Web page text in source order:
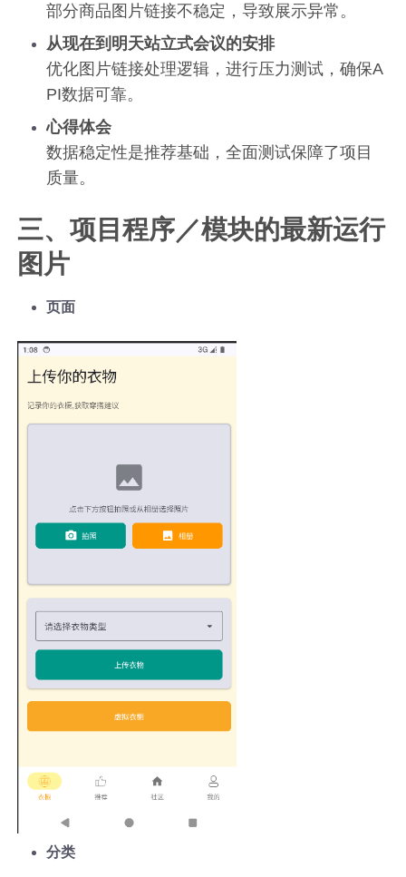
部分商品图片链接不稳定，导致展示异常。
从现在到明天站立式会议的安排
优化图片链接处理逻辑，进行压力测试，确保A
PI数据可靠。
心得体会
数据稳定性是推荐基础，全面测试保障了项目
质量。
三、项目程序／模块的最新运行
图片
页面
分类